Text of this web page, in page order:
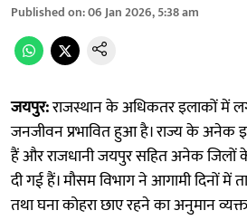
Published on:06 Jan 2026, 5:38 am
जयपुर:राजस्थान के अधिकतर इलाकों में
जनजीवन प्रभावित हुआ है। राज्य के अनेक
हैं और राजधानी जयपुर सहित अनेक जिलों के
दी गई हैं। मौसम विभाग ने आगामी दिनों में
तथा घना कोहरा छाए रहने का अनुमान